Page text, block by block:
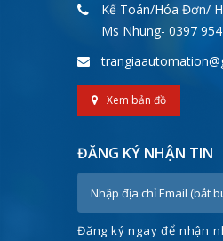
Kế Toán/Hóa Đơn/
Ms Nhung- 0397
Xem bản đồ
ĐĂNG KÝ NHẬN TIN
Đăng ký ngay để nhận